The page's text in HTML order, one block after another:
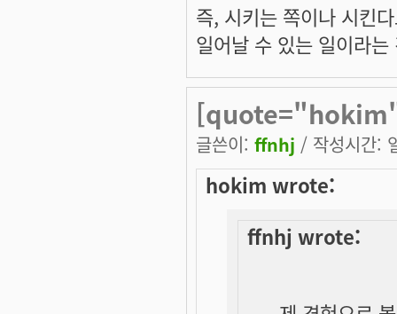
즉, 시키는 쪽이나 시킨
일어날 수 있는 일이라는
글쓴이: ffnhj / 작성시간:
hokim wrote:
ffnhj wrote: